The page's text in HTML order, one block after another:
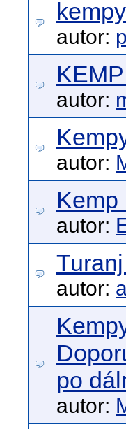
kempy
autor:
autor:
autor:
Kemp
autor:
autor:
po
autor: